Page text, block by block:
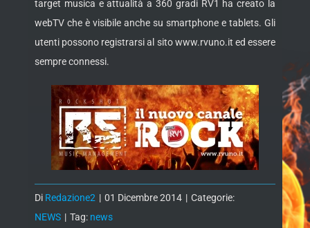
target musica e attualità a 360 gradi RV1 ha creato la
webTV che è visibile anche su smartphone e tablets. Gli
utenti possono registrarsi al sito www.rvuno.it ed essere
sempre connessi.
Di Redazione2 | 01 Dicembre 2014 | Categorie:
NEWS | Tag: news